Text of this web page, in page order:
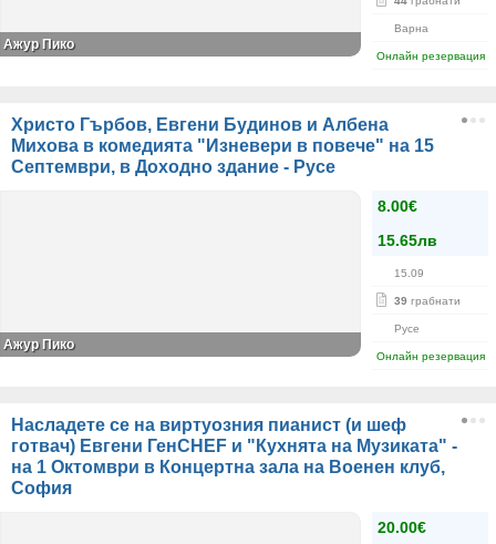
Варна
Онлайн резервация
Ажур Пико
Христо Гърбов, Евгени Будинов и Албена
Михова в комедията "Изневери в повече" на 15
Септември, в Доходно здание - Русе
8.00€
15.65лв
15.09
39 грабнати
Русе
Онлайн резервация
Ажур Пико
Насладете се на виртуозния пианист (и шеф
готвач) Евгени ГенCHEF и "Кухнята на Музиката" -
на 1 Октомври в Концертна зала на Военен клуб,
София
20.00€